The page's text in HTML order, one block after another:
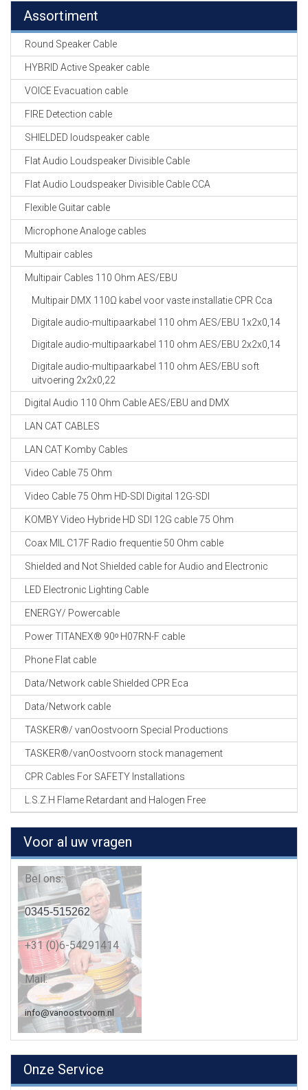
Assortiment
Round Speaker Cable
HYBRID Active Speaker cable
VOICE Evacuation cable
FIRE Detection cable
SHIELDED loudspeaker cable
Flat Audio Loudspeaker Divisible Cable
Flat Audio Loudspeaker Divisible Cable CCA
Flexible Guitar cable
Microphone Analoge cables
Multipair cables
Multipair Cables 110 Ohm AES/EBU
Multipair DMX 110Ω kabel voor vaste installatie CPR Cca
Digitale audio-multipaarkabel 110 ohm AES/EBU 1x2x0,14
Digitale audio-multipaarkabel 110 ohm AES/EBU 2x2x0,14
Digitale audio-multipaarkabel 110 ohm AES/EBU soft
uitvoering 2x2x0,22
Digital Audio 110 Ohm Cable AES/EBU and DMX
LAN CAT CABLES
LAN CAT Komby Cables
Video Cable 75 Ohm
Video Cable 75 Ohm HD-SDI Digital 12G-SDI
KOMBY Video Hybride HD SDI 12G cable 75 Ohm
Coax MIL C17F Radio frequentie 50 Ohm cable
Shielded and Not Shielded cable for Audio and Electronic
LED Electronic Lighting Cable
ENERGY/ Powercable
Power TITANEX® 90ᵒ H07RN-F cable
Phone Flat cable
Data/Network cable Shielded CPR Eca
Data/Network cable
TASKER®/ vanOostvoorn Special Productions
TASKER®/vanOostvoorn stock management
CPR Cables For SAFETY Installations
L.S.Z.H Flame Retardant and Halogen Free
Voor al uw vragen
Bel ons:
0345-515262
+31 (0)6-54291414
Mail:
info@vanoostvoorn.nl
Onze Service